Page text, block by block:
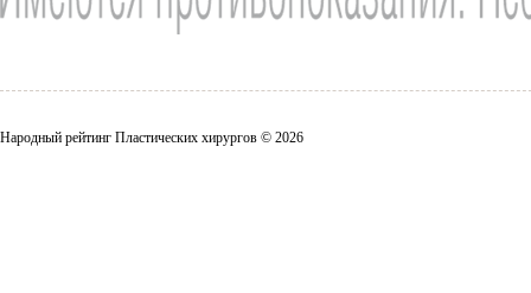
Народный рейтинг Пластических хирургов © 2026